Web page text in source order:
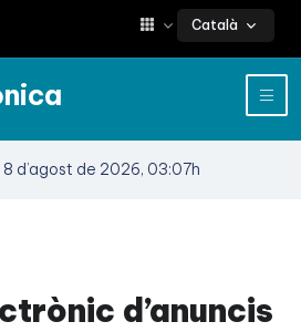
Català
d’agost de 2026, 03:07h
d’anuncis